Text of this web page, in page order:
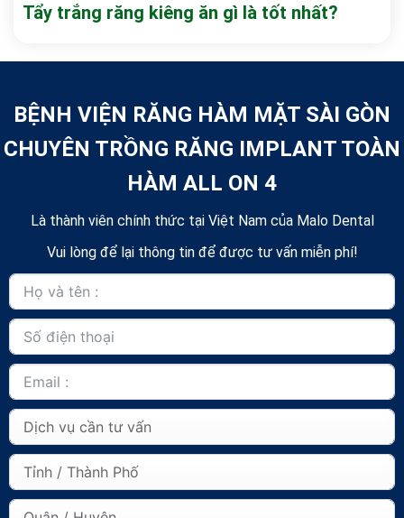
Tẩy trắng răng kiêng ăn gì là tốt nhất?
BỆNH VIỆN RĂNG HÀM MẶT SÀI GÒN
CHUYÊN TRỒNG RĂNG IMPLANT TOÀN
HÀM ALL ON 4
Là thành viên chính thức tại Việt Nam của Malo Dental
Vui lòng để lại thông tin để được tư vấn miễn phí!